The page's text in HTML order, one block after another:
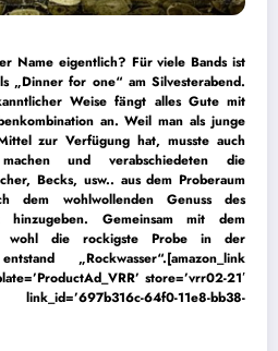
Name eigentlich? Für viele Bands ist
„Dinner for one“ am Silvesterabend.
Weise fängt alles Gute mit
an. Weil man als junge
zur Verfügung hat, musste auch
und verabschiedeten die
Becks, usw.. aus dem Proberaum
wohlwollenden Genuss des
hinzugeben. Gemeinsam mit dem
wohl die rockigste Probe in der
„Rockwasser“.[amazon_link
store=’vrr02-21′
64f0-11e8-bb38-